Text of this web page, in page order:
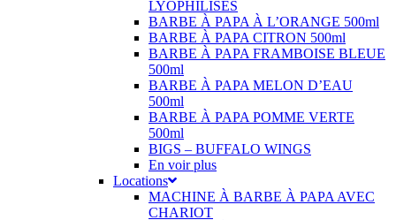
LYOPHILISÉS
BARBE À PAPA À L’ORANGE 500ml
BARBE À PAPA CITRON 500ml
BARBE À PAPA FRAMBOISE BLEUE
500ml
BARBE À PAPA MELON D’EAU
500ml
BARBE À PAPA POMME VERTE
500ml
BIGS – BUFFALO WINGS
En voir plus
Locations
MACHINE À BARBE À PAPA AVEC
CHARIOT